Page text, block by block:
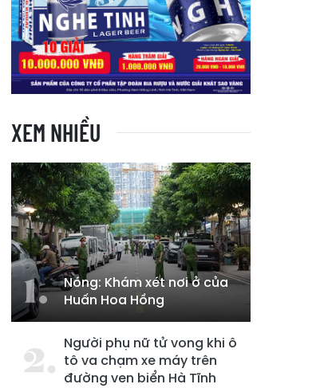
XEM NHIỀU
Nóng: Khám xét nơi ở của
Huấn Hoa Hồng
Người phụ nữ tử vong khi ô
tô va chạm xe máy trên
đường ven biển Hà Tĩnh